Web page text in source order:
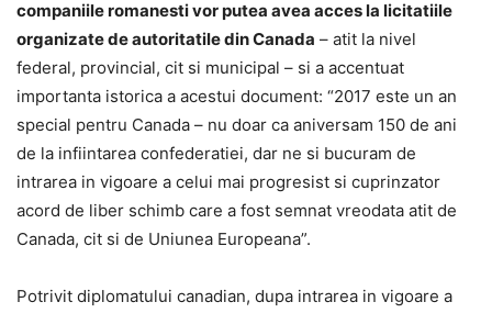
companiile romanesti vor putea avea acces la licitatiile
organizate de autoritatile din Canada – atit la nivel
federal, provincial, cit si municipal – si a accentuat
importanta istorica a acestui document: “2017 este un an
special pentru Canada – nu doar ca aniversam 150 de ani
de la infiintarea confederatiei, dar ne si bucuram de
intrarea in vigoare a celui mai progresist si cuprinzator
acord de liber schimb care a fost semnat vreodata atit de
Canada, cit si de Uniunea Europeana”.
Potrivit diplomatului canadian, dupa intrarea in vigoare a